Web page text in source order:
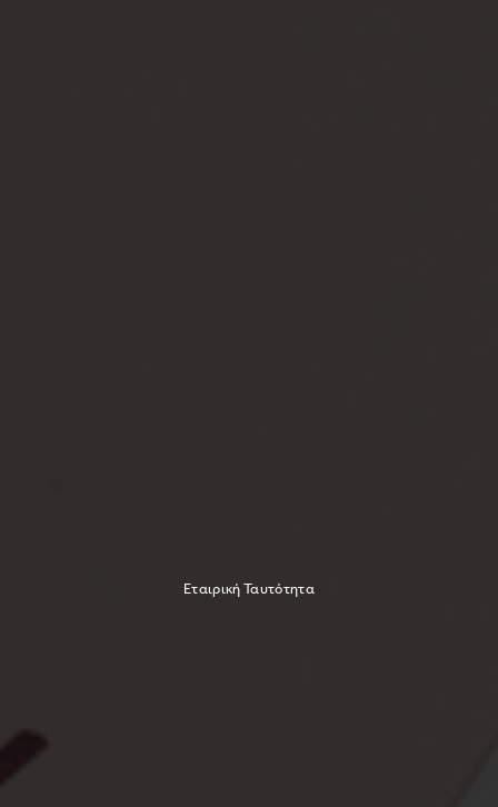
Εταιρική Ταυτότητα